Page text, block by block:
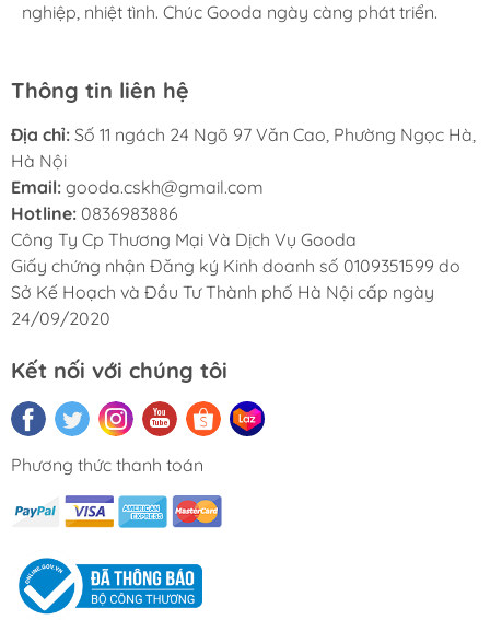
nghiệp, nhiệt tình. Chúc Gooda ngày càng phát triển.
nghiệp, nhiệt tình. Chúc Gooda ngày càng phát triển.
nghiệp, nhiệt tình. Chúc Gooda ngày càng phát triển.
Thông tin liên hệ
Địa chỉ: Số 11 ngách 24 Ngõ 97 Văn Cao, Phường Ngọc Hà,
Hà Nội
Email: gooda.cskh@gmail.com
Hotline: 0836983886
Công Ty Cp Thương Mại Và Dịch Vụ Gooda
Giấy chứng nhận Đăng ký Kinh doanh số 0109351599 do
Sở Kế Hoạch và Đầu Tư Thành phố Hà Nội cấp ngày
24/09/2020
Kết nối với chúng tôi
Phương thức thanh toán